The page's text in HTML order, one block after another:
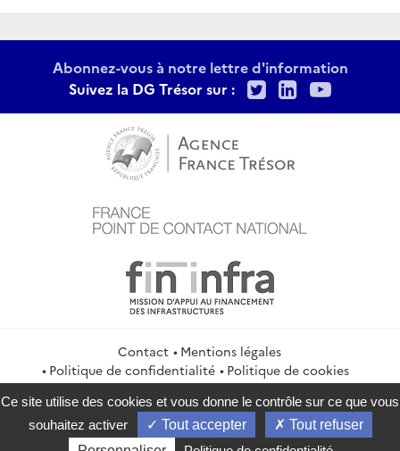
Abonnez-vous à notre lettre d'information
Suivez la DG Trésor sur :
TwitterLinkedIn
Contact
Mentions légales
Politique de confidentialité
Politique de cookies
Gestion des cookies
Flux RSS
service-public.gouv.fr
legifrance.gouv.fr
info.gouv.fr
data.gouv.fr
Ce site utilise des cookies et vous donne le contrôle sur ce que vous
souhaitez activer
Tout accepter
Tout refuser